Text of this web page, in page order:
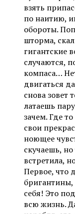
взять
по наитию,
обороты.
шторма,
гигантские
случаются,
компаса…
двигаться
снова зовет
латаешь
зачем. Где
свои
ноющее
скучаешь,
встретила,
Первое, что
бригантины,
себя! Это
всю жизнь.